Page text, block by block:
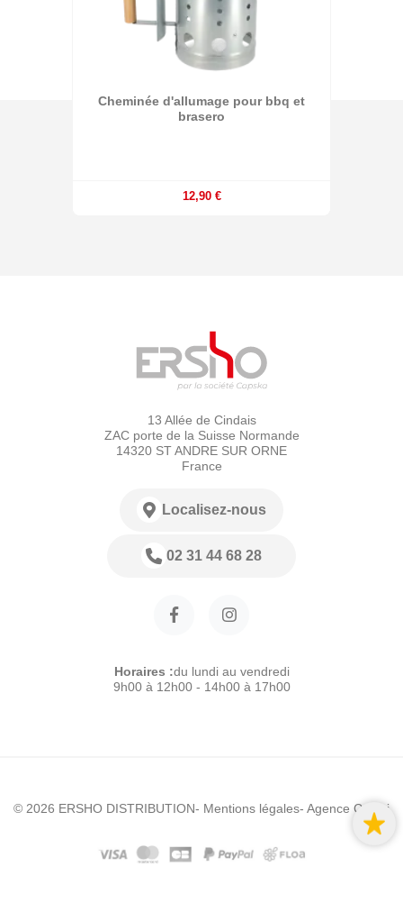
Cheminée d'allumage pour bbq et
brasero
12,90 €
13 Allée de Cindais
ZAC porte de la Suisse Normande
14320 ST ANDRE SUR ORNE
France
Localisez-nous
02 31 44 68 28
Horaires :du lundi au vendredi
9h00 à 12h00 - 14h00 à 17h00
© 2026 ERSHO DISTRIBUTION- Mentions légales- Agence Colibri